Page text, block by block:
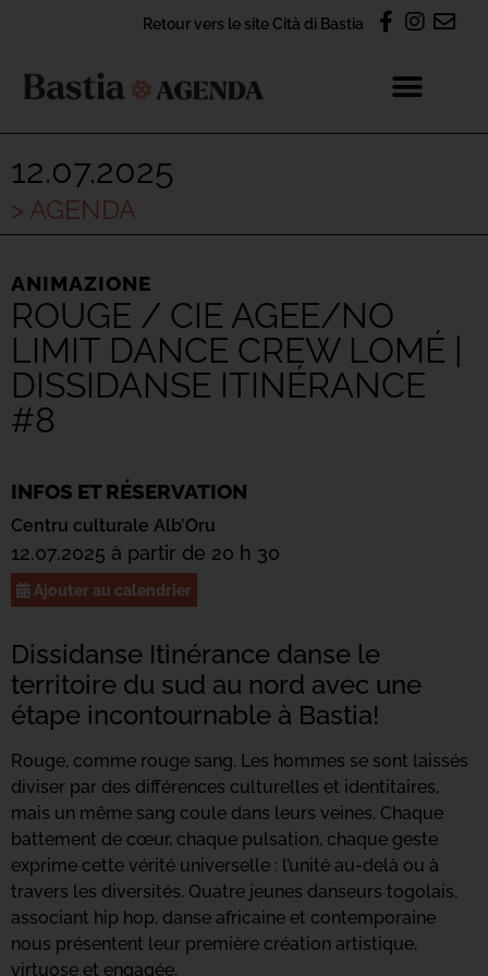
Retour vers le site Cità di Bastia
12.07.2025
> AGENDA
ANIMAZIONE
ROUGE / CIE AGEE/NO
LIMIT DANCE CREW LOMÉ |
DISSIDANSE ITINÉRANCE
#8
INFOS ET RÉSERVATION
Centru culturale Alb’Oru
12.07.2025 à partir de 20 h 30
Ajouter au calendrier
Dissidanse Itinérance danse le
territoire du sud au nord avec une
étape incontournable à Bastia!
Rouge, comme rouge sang. Les hommes se sont laissés
diviser par des différences culturelles et identitaires,
mais un même sang coule dans leurs veines. Chaque
battement de cœur, chaque pulsation, chaque geste
exprime cette vérité universelle : l’unité au-delà ou à
travers les diversités. Quatre jeunes danseurs togolais,
associant hip hop, danse africaine et contemporaine
nous présentent leur première création artistique,
virtuose et engagée.